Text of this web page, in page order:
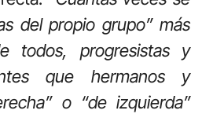
del propio grupo”más
todos, progresistas y
que hermanos y
o “de izquierda”